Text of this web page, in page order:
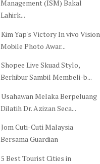
Management (ISM) Bakal
Lahirk...
Kim Yap's Victory In vivo Vision
Mobile Photo Awar...
Shopee Live Skuad Stylo,
Berhibur Sambil Membeli-b...
Usahawan Melaka Berpeluang
Dilatih Dr. Azizan Seca...
Jom Cuti-Cuti Malaysia
Bersama Guardian
5 Best Tourist Cities in